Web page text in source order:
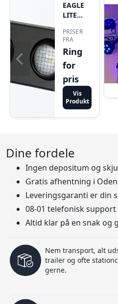
EAGLE
LITE
BLINDER
PRISER
FRA
Ring
for
pris
Vis
Produkt
Dine fordele
Ingen depositum og
Gratis afhentning i
Leveringsgaranti er din
08-01 telefonisk
Altid klar på en snak og
Nem transport, alt
trailer og ofte
gerne.